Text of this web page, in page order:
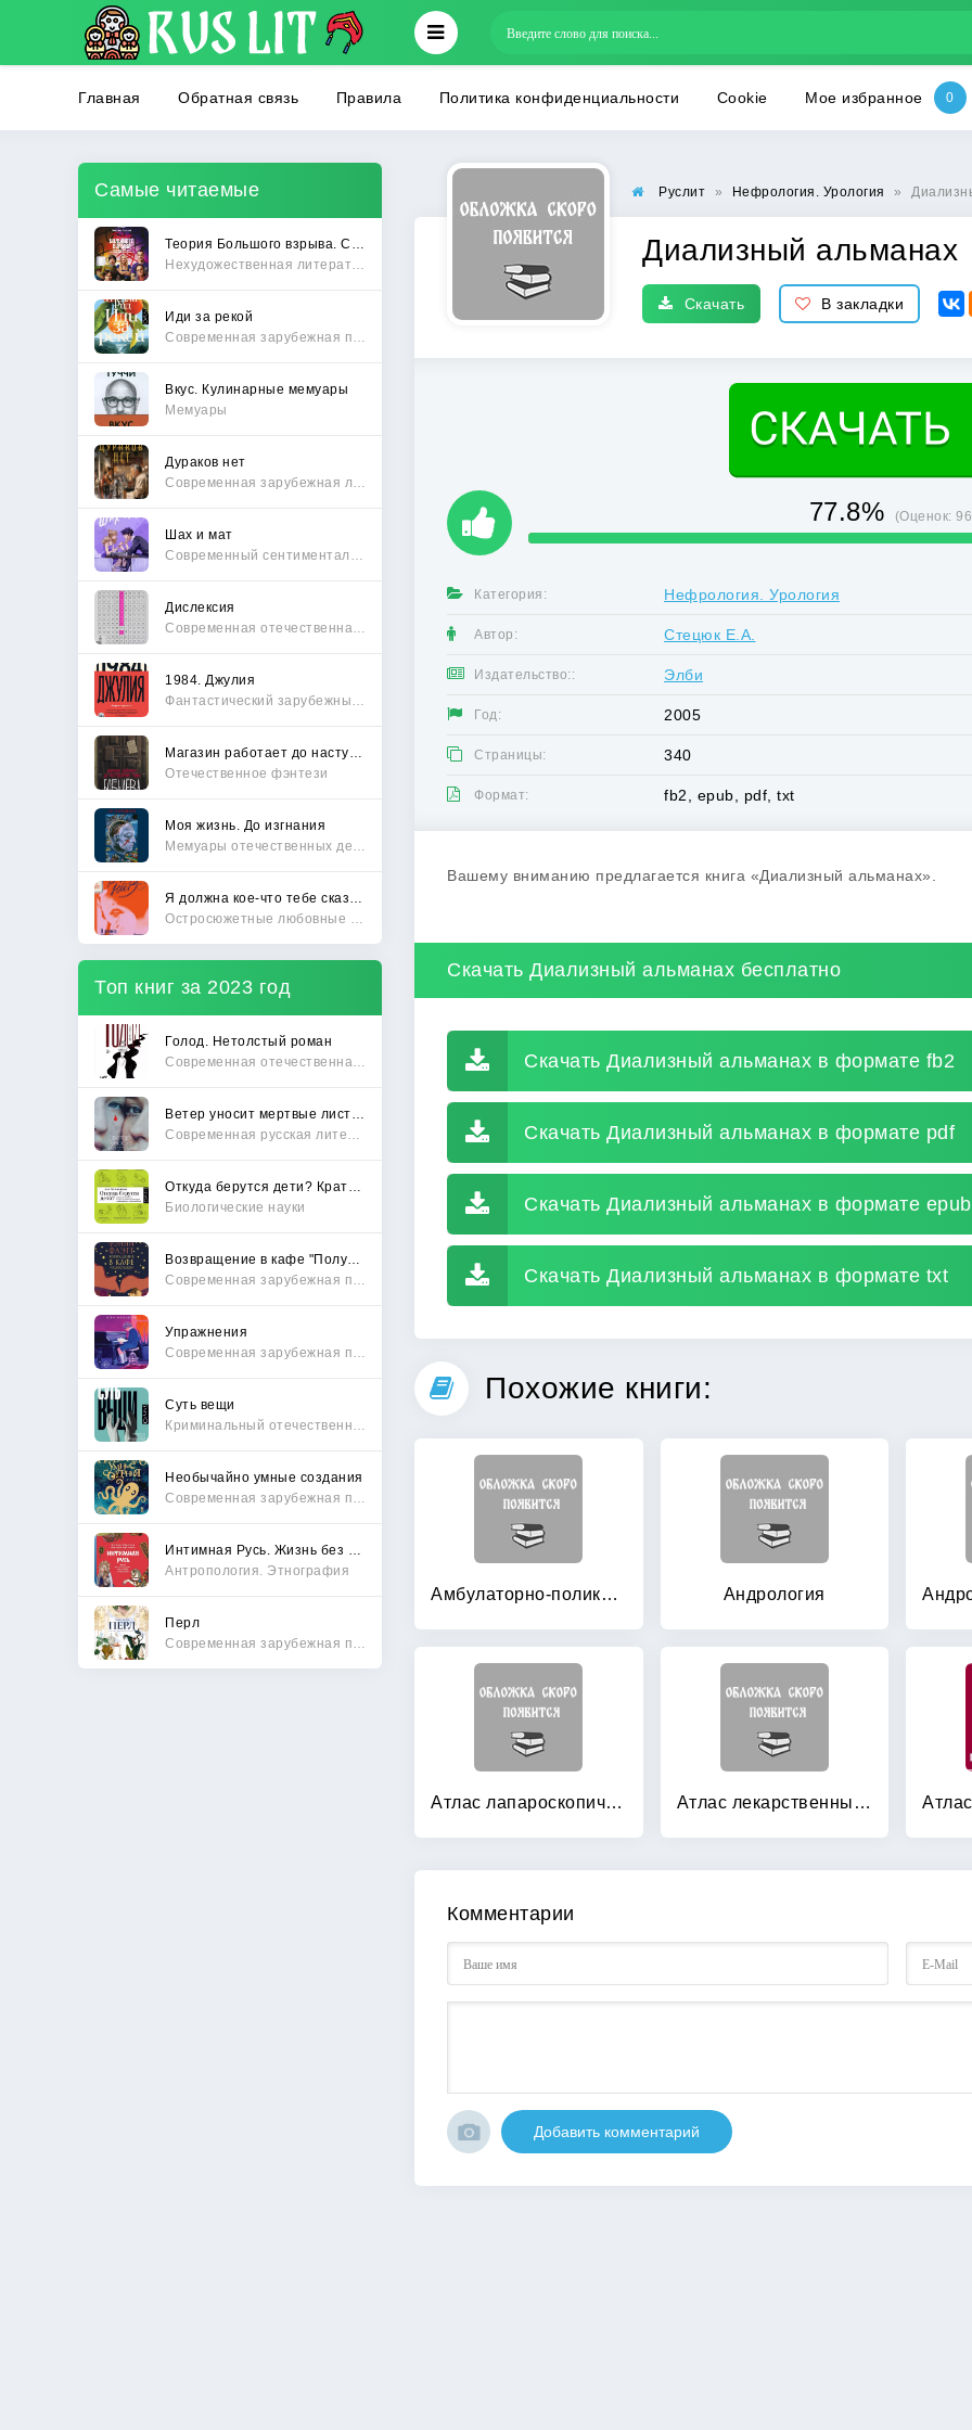
Главная Обратная связь Правила Политика конфиденциальности Cookie Мое избранное
Самые читаемые
Иди за рекой
Вкус. Кулинарные мемуары
Мемуары
Дураков нет
Шах и мат
Дислексия
1984. Джулия
Отечественное фэнтези
Моя жизнь. До изгнания
Топ книг за 2023 год
Голод. Нетолстый роман
Биологические науки
Упражнения
Суть вещи
Необычайно умные создания
Антропология. Этнография
Перл
Руслит » Нефрология. Урология »
Диализный альманах
Скачать В закладки
77.8% (Оценок:
Категория: Нефрология. Урология
Автор: Стецюк Е.А.
Издательство:: Элби
Год: 2005
Страницы: 340
Формат: fb2, epub, pdf, txt
Вашему вниманию предлагается книга «Диализный альманах».
Скачать Диализный альманах бесплатно
Скачать Диализный альманах в формате fb2
Скачать Диализный альманах в формате pdf
Скачать Диализный альманах в формате epub
Скачать Диализный альманах в формате txt
Похожие книги:
Амбулаторно-поликлиническая андрология: Руководство для врачей Андрология
Атлас лапароскопических реконструктивных операций в урологии Атлас лекарственных средств уролога
Комментарии